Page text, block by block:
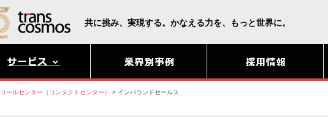
共に挑み、実現する。かなえる力を、もっと世界に。
コールセンター（コンタクトセンター） > インバウンドセールス